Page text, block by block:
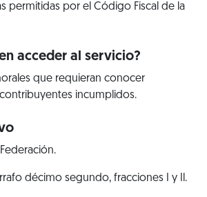
permitidas por el Código Fiscal de la
acceder al servicio?
que requieran conocer
incumplidos.
décimo segundo, fracciones I y Il.